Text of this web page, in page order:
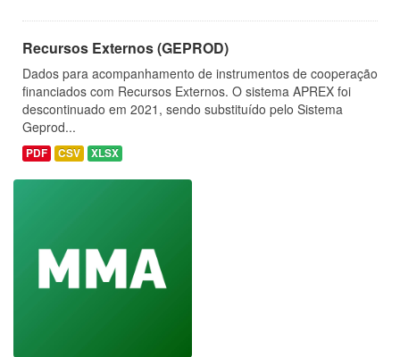
Recursos Externos (GEPROD)
Dados para acompanhamento de instrumentos de cooperação
financiados com Recursos Externos. O sistema APREX foi
descontinuado em 2021, sendo substituído pelo Sistema
Geprod...
PDF CSV XLSX